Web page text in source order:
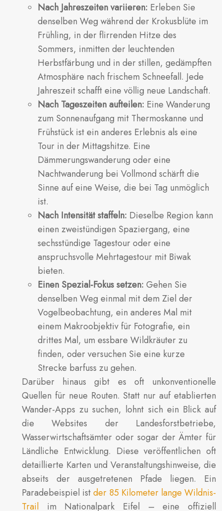
Nach Jahreszeiten variieren: Erleben Sie
denselben Weg während der Krokusblüte im
Frühling, in der flirrenden Hitze des
Sommers, inmitten der leuchtenden
Herbstfärbung und in der stillen, gedämpften
Atmosphäre nach frischem Schneefall. Jede
Jahreszeit schafft eine völlig neue Landschaft.
Nach Tageszeiten aufteilen: Eine Wanderung
zum Sonnenaufgang mit Thermoskanne und
Frühstück ist ein anderes Erlebnis als eine
Tour in der Mittagshitze. Eine
Dämmerungswanderung oder eine
Nachtwanderung bei Vollmond schärft die
Sinne auf eine Weise, die bei Tag unmöglich
ist.
Nach Intensität staffeln: Dieselbe Region kann
einen zweistündigen Spaziergang, eine
sechsstündige Tagestour oder eine
anspruchsvolle Mehrtagestour mit Biwak
bieten.
Einen Spezial-Fokus setzen: Gehen Sie
denselben Weg einmal mit dem Ziel der
Vogelbeobachtung, ein anderes Mal mit
einem Makroobjektiv für Fotografie, ein
drittes Mal, um essbare Wildkräuter zu
finden, oder versuchen Sie eine kurze
Strecke barfuss zu gehen.
Darüber hinaus gibt es oft unkonventionelle
Quellen für neue Routen. Statt nur auf etablierten
Wander-Apps zu suchen, lohnt sich ein Blick auf
die Websites der Landesforstbetriebe,
Wasserwirtschaftsämter oder sogar der Ämter für
Ländliche Entwicklung. Diese veröffentlichen oft
detaillierte Karten und Veranstaltungshinweise, die
abseits der ausgetretenen Pfade liegen. Ein
Paradebeispiel istder 85 Kilometer lange Wildnis-
Trail im Nationalpark Eifel – eine offiziell